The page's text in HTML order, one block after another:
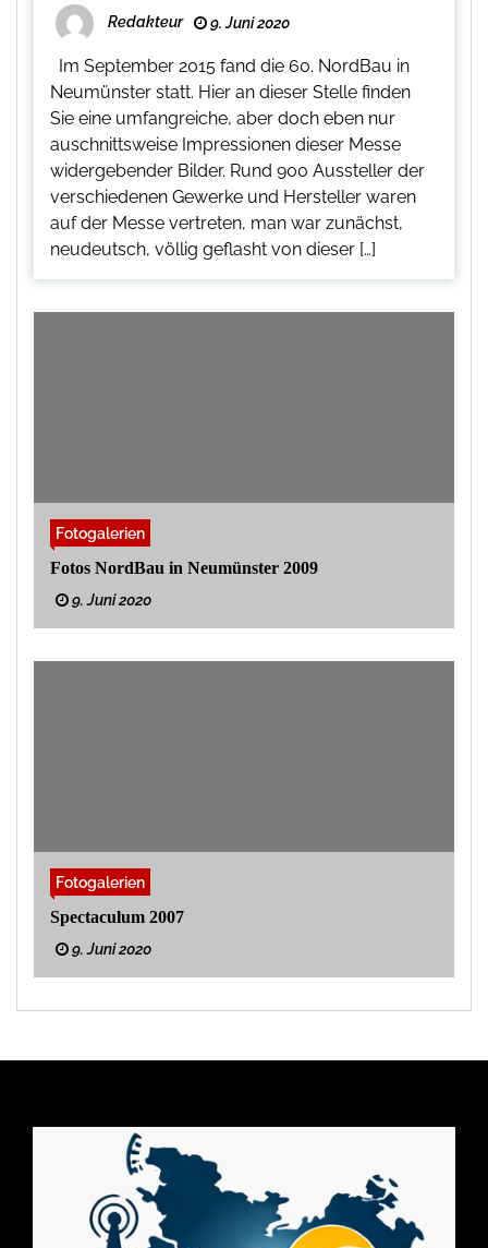
Redakteur 9. Juni 2020
Im September 2015 fand die 60. NordBau in
Neumünster statt. Hier an dieser Stelle finden
Sie eine umfangreiche, aber doch eben nur
auschnittsweise Impressionen dieser Messe
widergebender Bilder. Rund 900 Aussteller der
verschiedenen Gewerke und Hersteller waren
auf der Messe vertreten, man war zunächst,
neudeutsch, völlig geflasht von dieser […]
Fotogalerien
Fotos NordBau in Neumünster 2009
9. Juni 2020
Fotogalerien
Spectaculum 2007
9. Juni 2020